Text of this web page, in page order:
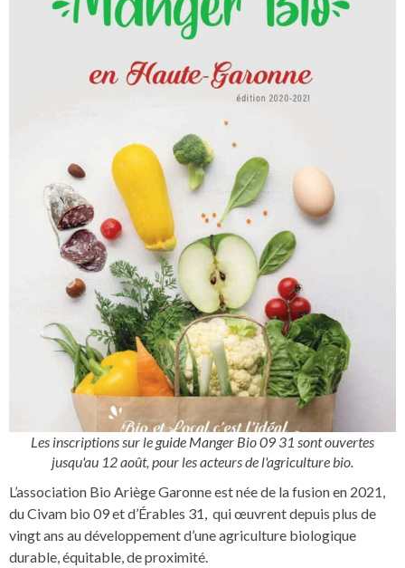
Les inscriptions sur le guide Manger Bio 09 31 sont ouvertes
jusqu'au 12 août, pour les acteurs de l'agriculture bio.
L’association Bio Ariège Garonne est née de la fusion en 2021,
du Civam bio 09 et d’Érables 31, qui œuvrent depuis plus de
vingt ans au développement d’une agriculture biologique
durable, équitable, de proximité.